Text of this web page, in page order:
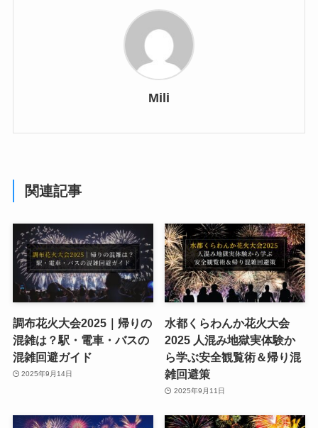
Mili
関連記事
調布花火大会2025｜帰りの
混雑は？駅・電車・バスの
混雑回避ガイド
2025年9月14日
水都くらわんか花火大会
2025 人混み地獄実体験か
ら学ぶ安全観覧術＆帰り混
雑回避策
2025年9月11日